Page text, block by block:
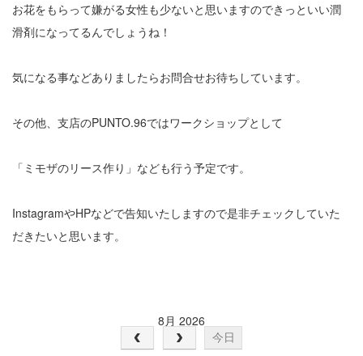
お花をもらって嫌がる女性も少ないと思いますのできっといい潤
滑剤になってるんでしょうね！
気になる事などありましたらお問合せお待ちしています。
その他、支店のPUNTO.96ではワークショップとして
「ミモザのリース作り」なども行う予定です。
InstagramやHPなどで告知いたしますので是非チェックしていた
だきたいと思います。
8月 2026
今日